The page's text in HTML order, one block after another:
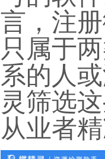
言，注
只属于
系的人
灵筛选
从业者